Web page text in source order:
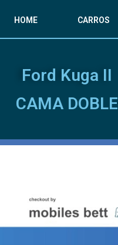
HOME CARROS
Ford Kuga II
CAMA DOBLE